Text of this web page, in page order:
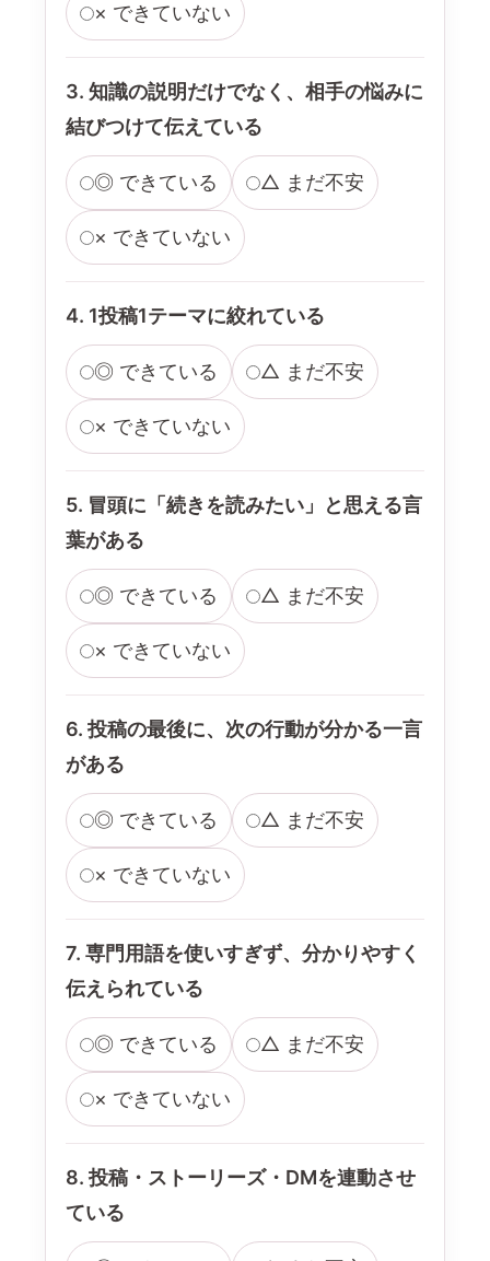
× できていない
3. 知識の説明だけでなく、相手の悩みに
結びつけて伝えている
◎ できている △ まだ不安
× できていない
4. 1投稿1テーマに絞れている
◎ できている △ まだ不安
× できていない
5. 冒頭に「続きを読みたい」と思える言
葉がある
◎ できている △ まだ不安
× できていない
6. 投稿の最後に、次の行動が分かる一言
がある
◎ できている △ まだ不安
× できていない
7. 専門用語を使いすぎず、分かりやすく
伝えられている
◎ できている △ まだ不安
× できていない
8. 投稿・ストーリーズ・DMを連動させ
ている